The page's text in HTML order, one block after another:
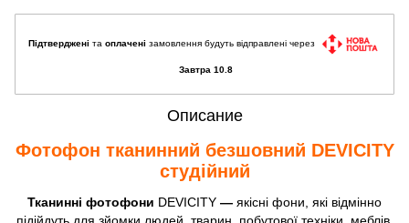
Підтверджені та оплачені замовлення будуть відправлені через
Завтра 10.8
Описание
Фотофон тканинний безшовний DEVICITY
студійний
Тканинні фотофони DEVICITY — якісні фони, які відмінно
підійдуть для зйомки людей, тварин, побутової техніки, меблів,